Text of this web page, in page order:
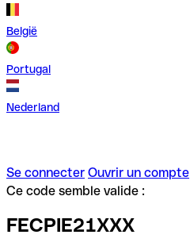
België
Portugal
Nederland
Se connecter Ouvrir un compte
Ce code semble valide :
FECPIE21XXX